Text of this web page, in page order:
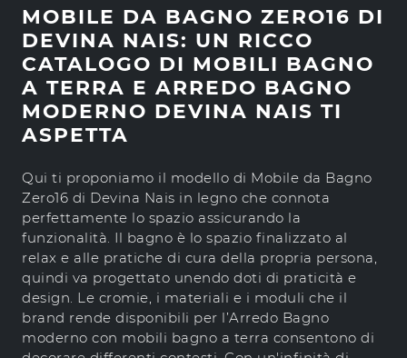
MOBILE DA BAGNO ZERO16 DI
DEVINA NAIS: UN RICCO
CATALOGO DI MOBILI BAGNO
A TERRA E ARREDO BAGNO
MODERNO DEVINA NAIS TI
ASPETTA
Qui ti proponiamo il modello di Mobile da Bagno
Zero16 di Devina Nais in legno che connota
perfettamente lo spazio assicurando la
funzionalità. Il bagno è lo spazio finalizzato al
relax e alle pratiche di cura della propria persona,
quindi va progettato unendo doti di praticità e
design. Le cromie, i materiali e i moduli che il
brand rende disponibili per l’Arredo Bagno
moderno con mobili bagno a terra consentono di